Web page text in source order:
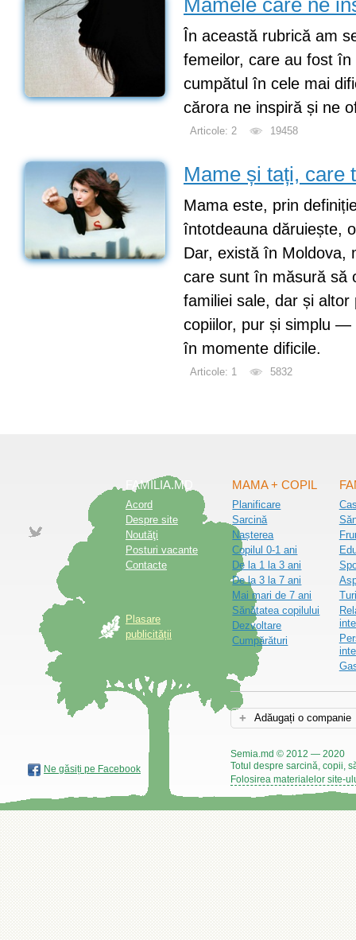
Mamele care ne
În această rubrică am
femeilor, care au fost
cumpătul în cele mai
cărora ne inspiră și ne
Articole: 2 19458
Mame și tați, care
Mama este, prin
întotdeauna dăruiește,
Dar, există în Moldova,
care sunt în măsură să
familiei sale, dar și altor
copiilor, pur și simplu —
în momente dificile.
Articole: 1 5832
FAMILIA.MD
Acord
Despre site
Noutăţi
Posturi vacante
Contacte
Plasare
publicității
MAMA + COPIL
Planificare
Sarcină
Nașterea
Copilul 0-1 ani
De la 1 la 3 ani
De la 3 la 7 ani
Mai mari de 7 ani
Sănătatea copilului
Dezvoltare
Cumpărături
Adăugați o companie
Semia.md © 2012 — 2020
Totul despre sarcină, copii,
Folosirea materialelor site-
Ne găsiți pe Facebook